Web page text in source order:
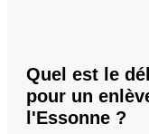
Quel est le
pour un
l'Essonne ?